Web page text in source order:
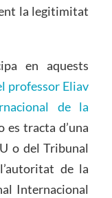
la legitimitat
en aquests
professor Eliav
de la
es tracta d’una
o del Tribunal
de la
Internacional